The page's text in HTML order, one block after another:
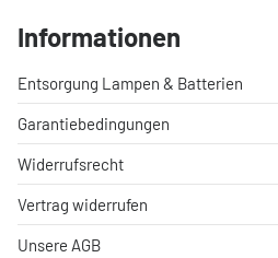
Informationen
Entsorgung Lampen & Batterien
Garantiebedingungen
Widerrufsrecht
Vertrag widerrufen
Unsere AGB